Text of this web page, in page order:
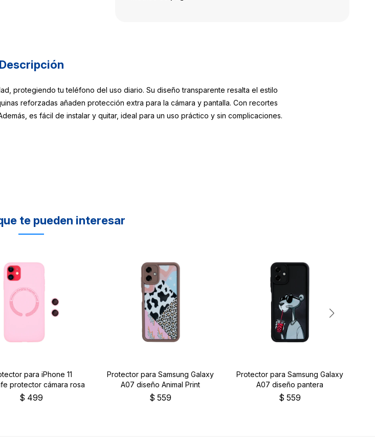
Descripción
protegiendo tu teléfono del uso diario. Su diseño transparente resalta el estilo
reforzadas añaden protección extra para la cámara y pantalla. Con recortes
es fácil de instalar y quitar, ideal para un uso práctico y sin complicaciones.
te pueden interesar
para iPhone 11
protector cámara rosa
$ 499
Protector para Samsung Galaxy
A07 diseño Animal Print
$ 559
Protector para Samsung Galaxy
A07 diseño pantera
$ 559